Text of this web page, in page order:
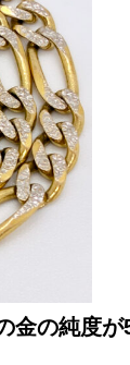
金の純度